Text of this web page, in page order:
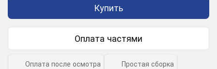
Купить
Оплата частями
Оплата после осмотра
Простая сборка